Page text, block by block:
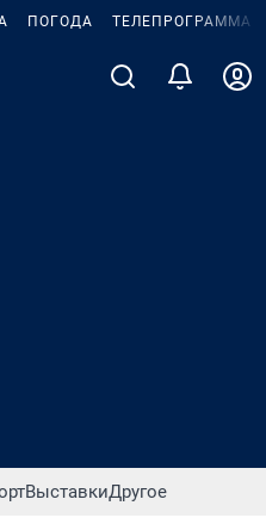
ПОГОДА ТЕЛЕПРОГРАММА
ВыставкиДругое